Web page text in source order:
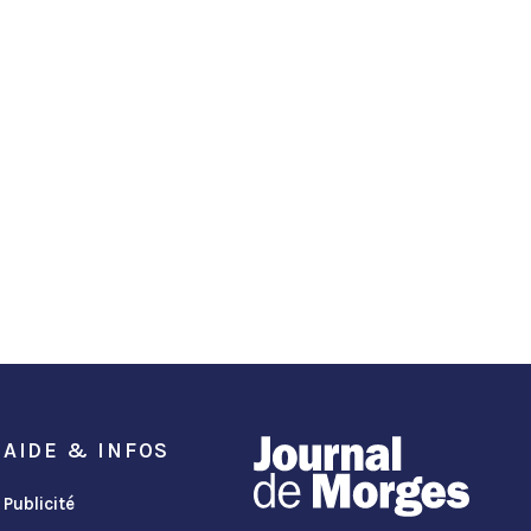
AIDE & INFOS
Publicité